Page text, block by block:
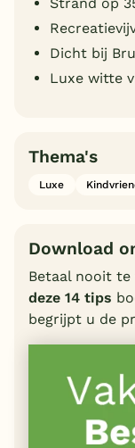
Dicht bij
Luxe witte
Thema's
Luxe
Download
Betaal nooit te
deze 14 tips
begrijpt u de